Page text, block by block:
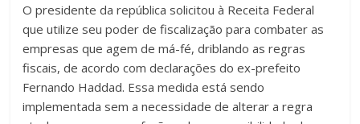
O presidente da república solicitou à Receita Federal
que utilize seu poder de fiscalização para combater as
empresas que agem de má-fé, driblando as regras
fiscais, de acordo com declarações do ex-prefeito
Fernando Haddad. Essa medida está sendo
implementada sem a necessidade de alterar a regra